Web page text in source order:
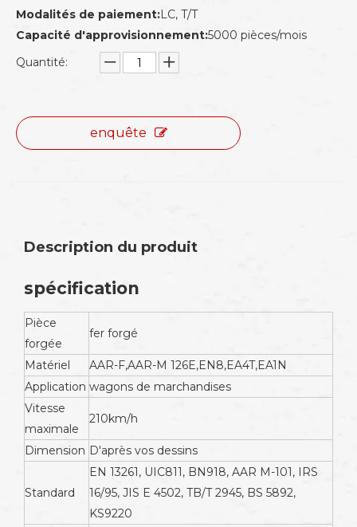
Modalités de paiement:LC, T/T
Capacité d'approvisionnement:5000 pièces/mois
Quantité:
enquête
Description du produit
spécification
Pièce
forgée
fer forgé
Matériel
AAR-F,AAR-M 126E,EN8,EA4T,EA1N
Application wagons de marchandises
Vitesse
maximale
210km/h
Dimension D'après vos dessins
Standard
EN 13261, UIC811, BN918, AAR M-101, IRS
16/95, JIS E 4502, TB/T 2945, BS 5892,
KS9220